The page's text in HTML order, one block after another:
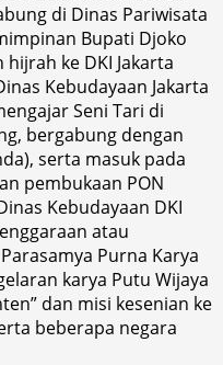
di Dinas Pariwisata
Bupati Djoko
ke DKI Jakarta
Kebudayaan Jakarta
Seni Tari di
bergabung dengan
serta masuk pada
pembukaan PON
Kebudayaan DKI
atau
Purna Karya
karya Putu Wijaya
dan misi kesenian ke
beberapa negara